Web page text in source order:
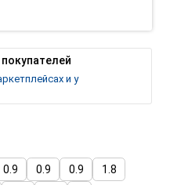
0.9 0.9 0.9
1.8
и у